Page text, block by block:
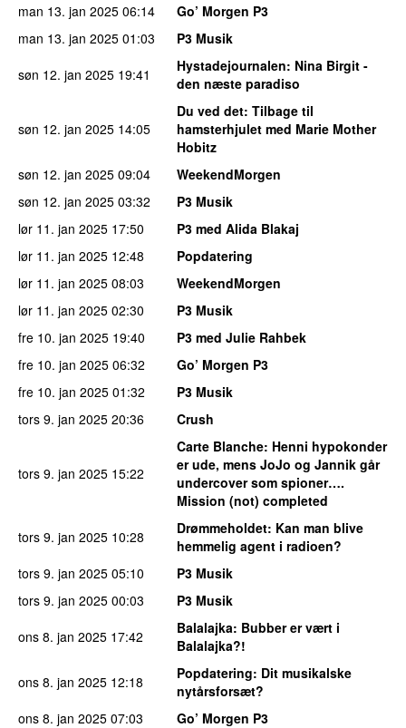
man 13. jan 2025 06:14
Go’ Morgen P3
man 13. jan 2025 01:03
P3 Musik
søn 12. jan 2025 19:41 Hystadejournalen: Nina Birgit -
den næste paradiso
søn 12. jan 2025 14:05
Du ved det: Tilbage til
hamsterhjulet med Marie Mother
Hobitz
søn 12. jan 2025 09:04
WeekendMorgen
søn 12. jan 2025 03:32
P3 Musik
lør 11. jan 2025 17:50
P3 med Alida Blakaj
lør 11. jan 2025 12:48
Popdatering
lør 11. jan 2025 08:03
WeekendMorgen
lør 11. jan 2025 02:30
P3 Musik
fre 10. jan 2025 19:40
P3 med Julie Rahbek
fre 10. jan 2025 06:32
Go’ Morgen P3
fre 10. jan 2025 01:32
P3 Musik
tors 9. jan 2025 20:36 Crush
tors 9. jan 2025 15:22
Carte Blanche: Henni hypokonder
er ude, mens JoJo og Jannik går
undercover som spioner….
Mission (not) completed
tors 9. jan 2025 10:28 Drømmeholdet: Kan man blive
hemmelig agent i radioen?
tors 9. jan 2025 05:10
P3 Musik
tors 9. jan 2025 00:03
P3 Musik
ons 8. jan 2025 17:42 Balalajka: Bubber er vært i
Balalajka?!
ons 8. jan 2025 12:18 Popdatering: Dit musikalske
nytårsforsæt?
ons 8. jan 2025 07:03
Go’ Morgen P3